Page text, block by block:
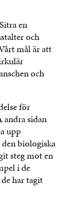
en
och
mål är att
och
för
andra sidan
upp
biologiska
steg mot en
i de
har tagit